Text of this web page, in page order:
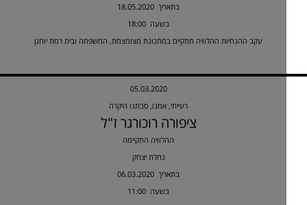
18.05.2020 בתאריך
עקב ההנחיות ההלוויה תתקיים במתכונת מצומצמת, המשפחה ובית רמת יוחנן
05.03.2020
רעייתי, אמנו, סבתנו היקרה
ציפורה רוכורגר ז"ל
ההלוויה התקיימה
נחלת יצחק
06.03.2020 בתאריך